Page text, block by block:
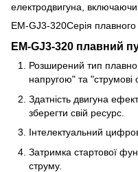
електродвигуна,
EM-GJ3-320Серія
EM-GJ3-320 плавний
Розширений тип
напругою" та
Здатність двигуна
зберегти свій ресурс.
Інтелектуальний
Затримка стартової
струму.